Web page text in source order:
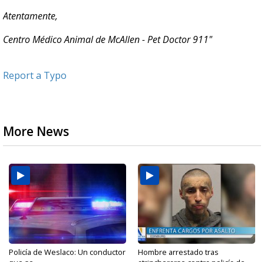
Atentamente,
Centro Médico Animal de McAllen - Pet Doctor 911"
Report a Typo
More News
Policía de Weslaco: Un conductor
Hombre arrestado tras